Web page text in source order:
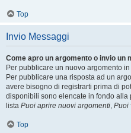
Top
Invio Messaggi
Come apro un argomento o invio un
Per pubblicare un nuovo argomento
Per pubblicare una risposta ad un
avere bisogno di registrarti prima di
disponibili sono elencate in fondo alla
lista Puoi aprire nuovi argomenti, Puoi
Top